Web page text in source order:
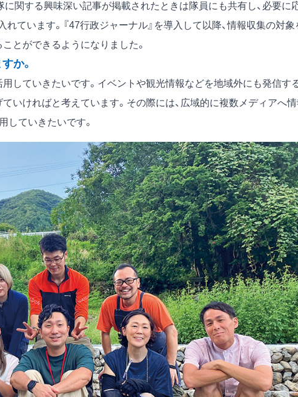
関する興味深い記事が掲載されたときは隊員にも共有し、必要に
ています。『47行政ジャーナル』を導入して以降、情報収集の対象
とができるようになりました。
か。
していきたいです。イベントや観光情報などを地域外にも発信す
いければと考えています。その際には、広域的に複数メディアへ情
していきたいです。